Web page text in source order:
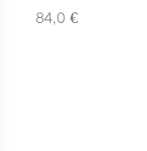
84,0 €